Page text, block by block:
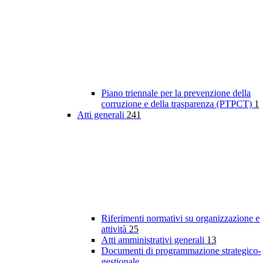
Piano triennale per la prevenzione della
corruzione e della trasparenza (PTPCT) 1
Atti generali 241
Riferimenti normativi su organizzazione e
attività 25
Atti amministrativi generali 13
Documenti di programmazione strategico-